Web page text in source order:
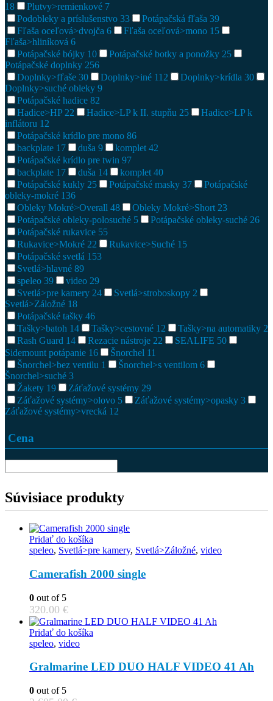
18
Plutvy>remienkové 7
Podobleky a príslušenstvo 33 Potápačská fľaša 39
Fľaša oceľová>dvojča 6 Fľaša oceľová>mono 15
Fľaša>hliníková 6
Potápačské bójky 10 Potápačské botky a ponožky 25
Potápačské doplnky 256
Doplnky>fľaše 30 Doplnky>iné 112 Doplnky>krídla 30
Doplnky>suché obleky 9
Potápačské hadice 82
Hadice>HP 22 Hadice>LP k II. stupňu 25
Hadice>LP k
inflátoru 12
Potápačské krídlo pre mono 86
backplate 17 duša 9 komplet 42
Potápačské krídlo pre twin 97
backplate 17 duša 14 komplet 40
Potápačské kukly 25 Potápačské masky 37
Potápačské
obleky-mokré 136
Obleky Mokré>Overall 48 Obleky Mokré>Short 23
Potápačské obleky-polosuché 5 Potápačské obleky-suché 26
Potápačské rukavice 55
Rukavice>Mokré 22 Rukavice>Suché 15
Potápačské svetlá 153
Svetlá>hlavné 89
speleo 39 video 29
Svetlá>pre kamery 24 Svetlá>stroboskopy 2
Svetlá>Záložné 18
Potápačské tašky 46
Tašky>batoh 14 Tašky>cestovné 12 Tašky>na automatiky 2
Rash Guard 14 Rezacie nástroje 22 SEALIFE 50
Sidemount potápanie 16 Šnorchel 11
Šnorchel>bez ventilu 1 Šnorchel>s ventilom 6
Šnorchel>suché 3
Žakety 19 Záťažové systémy 29
Záťažové systémy>olovo 5 Záťažové systémy>opasky 3
Záťažové systémy>vrecká 12
Cena
Súvisiace produkty
Pridať do košíka
speleo, Svetlá>pre kamery, Svetlá>Záložné, video
Camerafish 2000 single
0 out of 5
320.00 €
Pridať do košíka
speleo, video
Gralmarine LED DUO HALF VIDEO 41 Ah
0 out of 5